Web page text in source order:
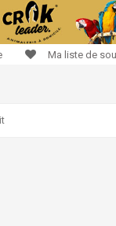
Ma liste de